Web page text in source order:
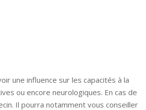
une influence sur les capacités à la
ou encore neurologiques. En cas de
Il pourra notamment vous conseiller